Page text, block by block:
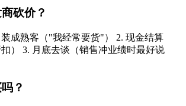
砍价？
成熟客（"我经常要货"） 2. 现金结算
扣） 3. 月底去谈（销售冲业绩时最好说
？